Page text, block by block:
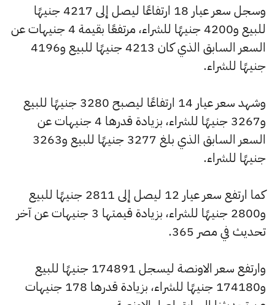
وسجل سعر عيار 18 ارتفاعًا ليصل إلى 4217 جنيهًا
للبيع و4200 جنيهًا للشراء، مرتفعًا بقيمة 4 جنيهات عن
السعر السابق الذي كان 4213 جنيهًا للبيع و4196
جنيهًا للشراء.
وشهد سعر عيار 14 ارتفاعًا ليصبح 3280 جنيهًا للبيع
و3267 جنيهًا للشراء، بزيادة قدرها 4 جنيهات عن
السعر السابق الذي بلغ 3277 جنيهًا للبيع و3263
جنيهًا للشراء.
كما ارتفع سعر عيار 12 ليصل إلى 2811 جنيهًا للبيع
و2800 جنيهًا للشراء، بزيادة قيمتها 3 جنيهات عن آخر
تحديث في مصر 365.
وارتفع سعر الاونصة ليسجل 174891 جنيهًا للبيع
و174180 جنيهًا للشراء، بزيادة قدرها 178 جنيهات